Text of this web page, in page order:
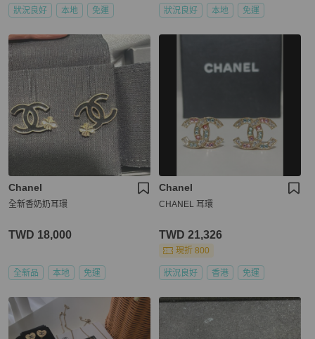
狀況良好 本地 免運 狀況良好 本地 免運
Chanel
全新香奶奶耳環
TWD 18,000
全新品 本地 免運
Chanel
CHANEL 耳環
TWD 21,326
現折 800
狀況良好 香港 免運